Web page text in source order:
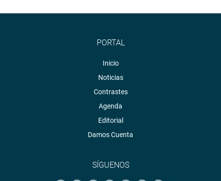
PORTAL
Inicio
Noticias
Contrastes
Agenda
Editorial
Damos Cuenta
SÍGUENOS